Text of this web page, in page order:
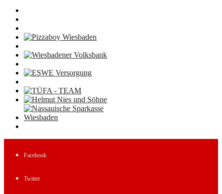
Facebook
Twitter